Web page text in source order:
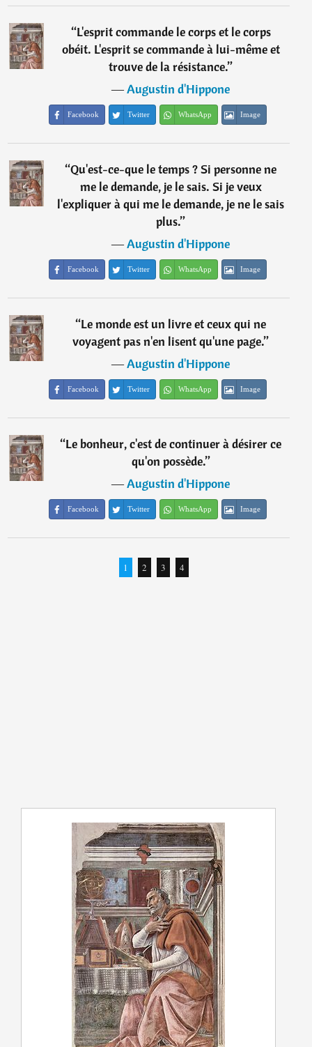
“L'esprit commande le corps et le corps
obéit. L'esprit se commande à lui-même et
trouve de la résistance.”
―Augustin d'Hippone
Facebook Twitter WhatsApp Image
“Qu'est-ce-que le temps ? Si personne ne
me le demande, je le sais. Si je veux
l'expliquer à qui me le demande, je ne le sais
plus.”
―Augustin d'Hippone
Facebook Twitter WhatsApp Image
“Le monde est un livre et ceux qui ne
voyagent pas n'en lisent qu'une page.”
―Augustin d'Hippone
Facebook Twitter WhatsApp Image
“Le bonheur, c'est de continuer à désirer ce
qu'on possède.”
―Augustin d'Hippone
Facebook Twitter WhatsApp Image
1 2 3 4